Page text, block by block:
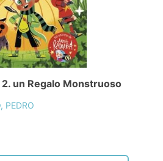
un Regalo Monstruoso
PEDRO